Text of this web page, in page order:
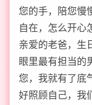
您的手，陪您慢
自在，怎么开心
亲爱的老爸，生
眼里最有担当的
您，我就有了底
好照顾自己，我